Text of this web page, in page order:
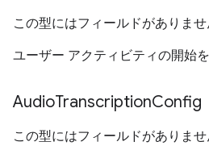
この型にはフィールドがありませ
ユーザー アクティビティの開始
AudioTranscriptionConfig
この型にはフィールドがありませ